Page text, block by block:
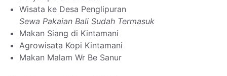
Wisata ke Desa Penglipuran
Sewa Pakaian Bali Sudah Termasuk
Makan Siang di Kintamani
Agrowisata Kopi Kintamani
Makan Malam Wr Be Sanur